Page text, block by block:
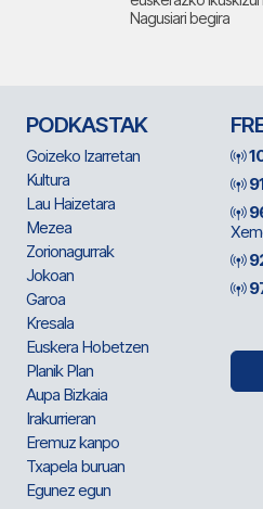
Nagusiari begira
PODKASTAK
Goizeko Izarretan
Kultura
Lau Haizetara
Mezea
Zorionagurrak
Jokoan
Garoa
Kresala
Euskera Hobetzen
Planik Plan
Aupa Bizkaia
Irakurrieran
Eremuz kanpo
Txapela buruan
Egunez egun